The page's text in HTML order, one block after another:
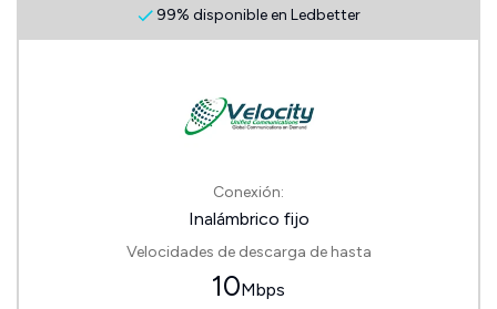
99% disponible en Ledbetter
Conexión:
Inalámbrico fijo
Velocidades de descarga de hasta
10Mbps